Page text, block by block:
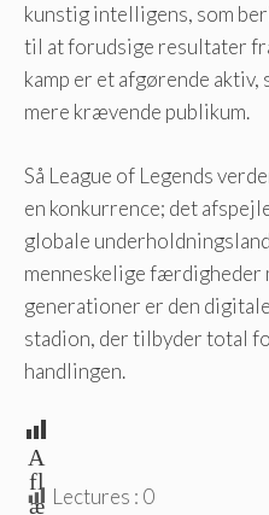
kunstig intelligens, som
til at forudsige resultater
kamp er et afgørende
mere krævende publikum.
Så League of Legends
en konkurrence; det
globale
menneskelige færdigheder
generationer er den
stadion, der tilbyder total
handlingen.
A
fl
æ Lectures : 0